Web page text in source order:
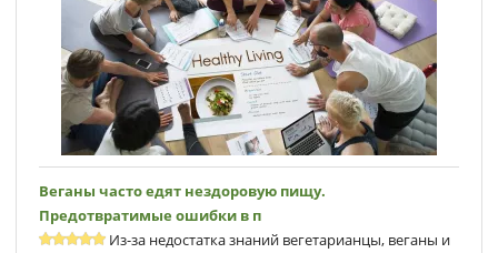
Веганы часто едят нездоровую пищу.
Предотвратимые ошибки в п
Из-за недостатка знаний вегетарианцы, веганы и